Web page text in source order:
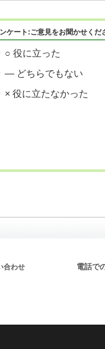
ケート:ご意見をお聞かせくだ
○ 役に立った
― どちらでもない
× 役に立たなかった
合わせ 電話で